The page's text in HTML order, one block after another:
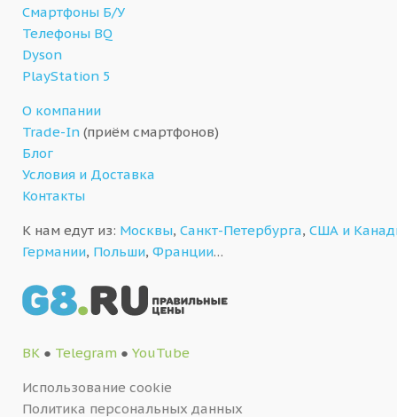
Смартфоны Б/У
Телефоны BQ
Dyson
PlayStation 5
О компании
Trade-In (приём смартфонов)
Блог
Условия и Доставка
Контакты
К нам едут из: Москвы, Санкт-Петербурга, США и
Германии, Польши, Франции…
ВК ● Telegram ● YouTube
Использование cookie
Политика персональных данных